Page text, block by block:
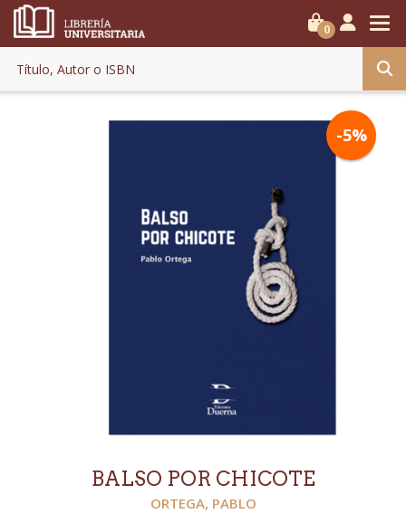
0
-5%
BALSO POR CHICOTE
ORTEGA, PABLO